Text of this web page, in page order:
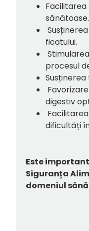
Facilitarea
sănătoase.
ficatului.
procesul
digestiv
dificultăți
Este
Siguranța
domeniul